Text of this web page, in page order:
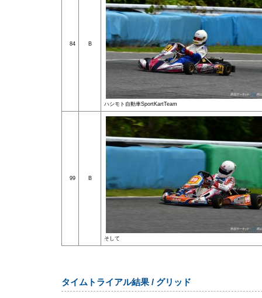
84 B
ハシモト自動車SportKartTeam
99 B
そして
タイムトライアル結果 / グリッド